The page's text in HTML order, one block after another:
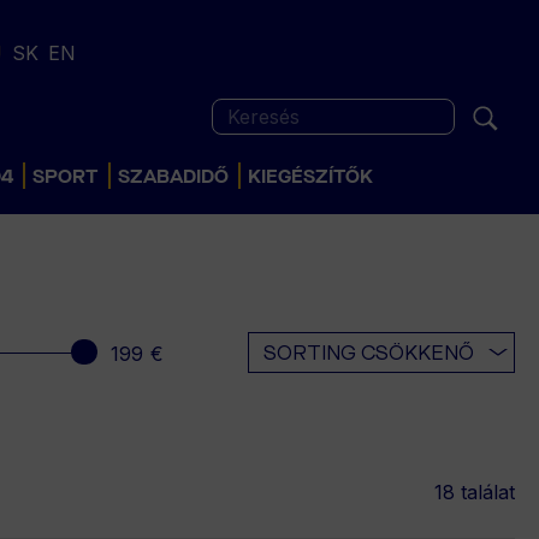
SK EN
SPORT SZABADIDŐ KIEGÉSZÍTŐK
Keresés
SORTING CSÖKKENŐ
18 találat